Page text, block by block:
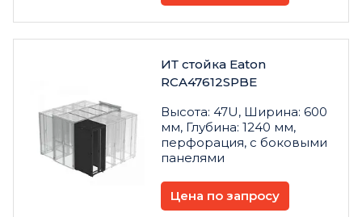
ИТ стойка Eaton
RCA47612SPBE
Высота: 47U, Ширина: 600
мм, Глубина: 1240 мм,
перфорация, с боковыми
панелями
Цена по запросу